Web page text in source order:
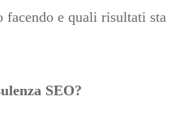
facendo e quali risultati sta
SEO?